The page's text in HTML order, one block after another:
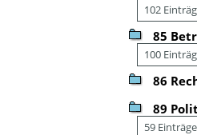
102
85
100
86
89
59 Einträge